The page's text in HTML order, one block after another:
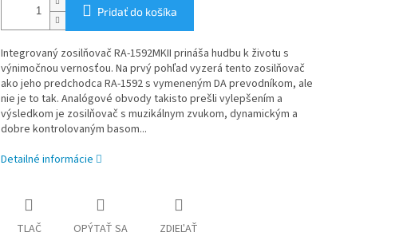
Pridať do košíka
Integrovaný zosilňovač RA-1592MKII prináša hudbu k životu s
výnimočnou vernosťou. Na prvý pohľad vyzerá tento zosilňovač
ako jeho predchodca RA-1592 s vymeneným DA prevodníkom, ale
nie je to tak. Analógové obvody takisto prešli vylepšením a
výsledkom je zosilňovač s muzikálnym zvukom, dynamickým a
dobre kontrolovaným basom...
Detailné informácie
TLAČ OPÝTAŤ SA ZDIEĽAŤ